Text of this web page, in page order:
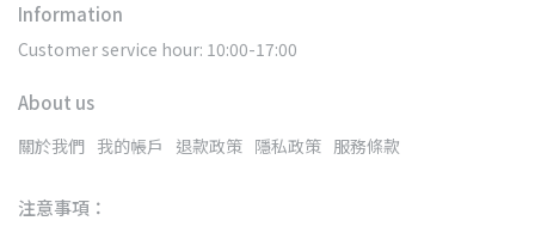
Information
Customer service hour: 10:00-17:00
About us
關於我們 我的帳戶 退款政策 隱私政策 服務條款
注意事項：